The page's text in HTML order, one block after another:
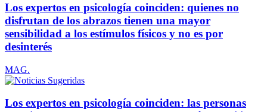
Los expertos en psicología coinciden: quienes no
disfrutan de los abrazos tienen una mayor
sensibilidad a los estímulos físicos y no es por
desinterés
MAG.
Los expertos en psicología coinciden: las personas